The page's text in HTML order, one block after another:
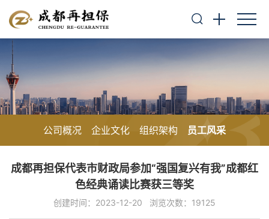
公司概况 企业文化 组织架构 员工风采
成都再担保代表市财政局参加“强国复兴有我”成都红
色经典诵读比赛获三等奖
创建时间：2023-12-20 浏览次数：19125